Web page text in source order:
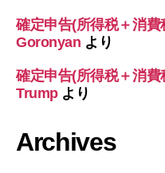
確定申告(所得税＋消
Goronyan より
確定申告(所得税＋消
Trumpより
Archives